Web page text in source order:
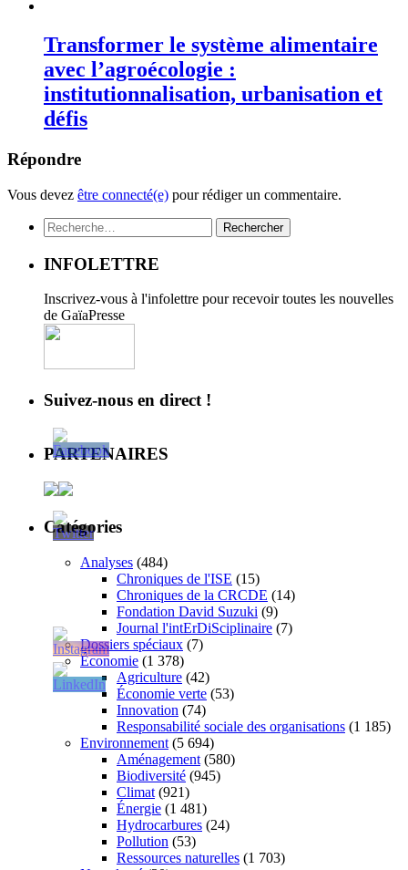
Transformer le système alimentaire
avec l’agroécologie :
institutionnalisation, urbanisation et
défis
Répondre
Vous devez être connecté(e) pour rédiger un commentaire.
Rechercher :
INFOLETTRE
Inscrivez-vous à l'infolettre pour recevoir toutes les nouvelles
de GaïaPresse
Suivez-nous en direct !
PARTENAIRES
Catégories
Analyses (484)
Chroniques de l'ISE (15)
Chroniques de la CRCDE (14)
Fondation David Suzuki (9)
Journal l'intErDiSciplinaire (7)
Dossiers spéciaux (7)
Économie (1 378)
Agriculture (42)
Économie verte (53)
Innovation (74)
Responsabilité sociale des organisations (1 185)
Environnement (5 694)
Aménagement (580)
Biodiversité (945)
Climat (921)
Énergie (1 481)
Hydrocarbures (24)
Pollution (53)
Ressources naturelles (1 703)